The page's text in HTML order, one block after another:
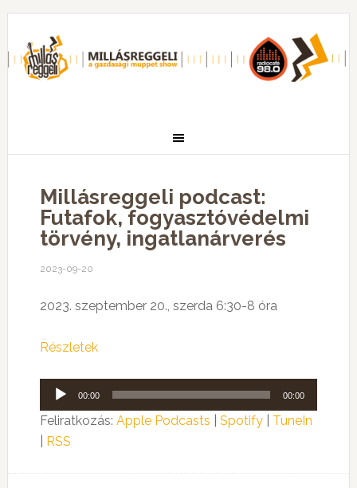
Millásreggeli podcast:
Futafok, fogyasztóvédelmi
törvény, ingatlanárverés
2023-09-20
2023. szeptember 20., szerda 6:30-8 óra
Részletek
Audió
lejátszó
00:00 00:00
Feliratkozás: Apple Podcasts Spotify| TuneIn
RSS